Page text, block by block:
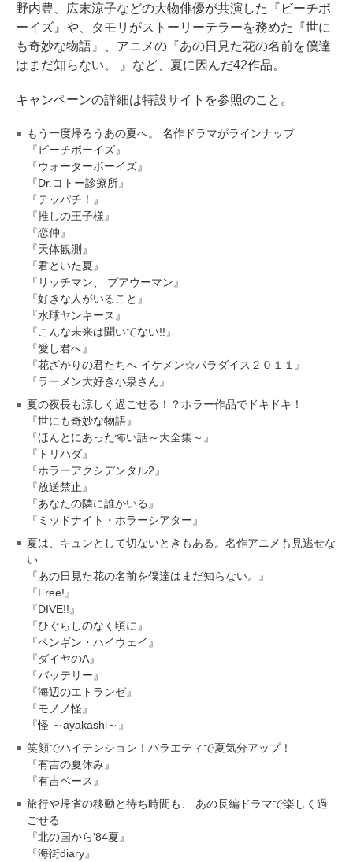
野内豊、広末涼子などの大物俳優が共演した『ビーチボ
ーイズ』や、タモリがストーリーテラーを務めた『世に
も奇妙な物語』、アニメの『あの日見た花の名前を僕達
はまだ知らない。 』など、夏に因んだ42作品。
キャンペーンの詳細は特設サイトを参照のこと。
もう一度帰ろうあの夏へ。 名作ドラマがラインナップ
『ビーチボーイズ』
『ウォーターボーイズ』
『Dr.コトー診療所』
『テッパチ！』
『推しの王子様』
『恋仲』
『天体観測』
『君といた夏』
『リッチマン、 プアウーマン』
『好きな人がいること』
『水球ヤンキース』
『こんな未来は聞いてない!!』
『愛し君へ』
『花ざかりの君たちへ イケメン☆パラダイス２０１１』
『ラーメン大好き小泉さん』
夏の夜長も涼しく過ごせる！？ホラー作品でドキドキ！
『世にも奇妙な物語』
『ほんとにあった怖い話～大全集～』
『トリハダ』
『ホラーアクシデンタル2』
『放送禁止』
『あなたの隣に誰かいる』
『ミッドナイト・ホラーシアター』
夏は、キュンとして切ないときもある。名作アニメも見逃せな
い
『あの日見た花の名前を僕達はまだ知らない。』
『Free!』
『DIVE!!』
『ひぐらしのなく頃に』
『ペンギン・ハイウェイ』
『ダイヤのA』
『バッテリー』
『海辺のエトランゼ』
『モノノ怪』
『怪 ～ayakashi～』
笑顔でハイテンション！バラエティで夏気分アップ！
『有吉の夏休み』
『有吉ベース』
旅行や帰省の移動と待ち時間も、 あの長編ドラマで楽しく過
ごせる
『北の国から’84夏』
『海街diary』